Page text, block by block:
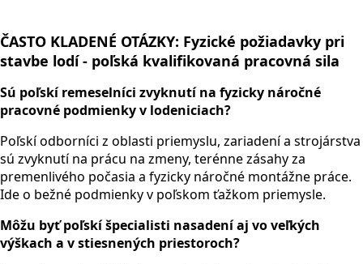
ČASTO KLADENÉ OTÁZKY: Fyzické požiadavky pri
stavbe lodí - poľská kvalifikovaná pracovná sila
Sú poľskí remeselníci zvyknutí na fyzicky náročné
pracovné podmienky v lodeniciach?
Poľskí odborníci z oblasti priemyslu, zariadení a strojárstva
sú zvyknutí na prácu na zmeny, terénne zásahy za
premenlivého počasia a fyzicky náročné montážne práce.
Ide o bežné podmienky v poľskom ťažkom priemysle.
Môžu byť poľskí špecialisti nasadení aj vo veľkých
výškach a v stiesnených priestoroch?